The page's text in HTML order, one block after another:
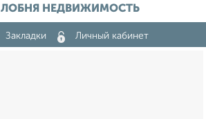
ЛОБНЯ НЕДВИЖИМОСТЬ
Закладки Личный кабинет